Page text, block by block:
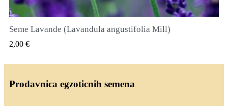
QUICK VIEW
Seme Lavande (Lavandula angustifolia Mill)
2,00 €
Prodavnica egzoticnih semena